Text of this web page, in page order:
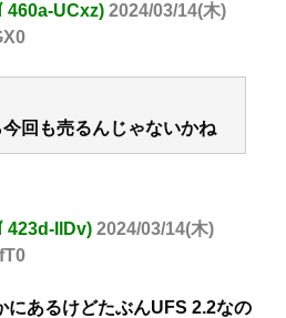
460a-UCxz) 2024/03/14(木)
回も売るんじゃないかね
423d-IlDv) 2024/03/14(木)
にあるけどたぶんUFS 2.2なの